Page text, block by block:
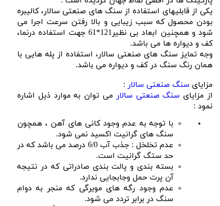
یکی از قابلیهای استفاده از سنگ های صنعتی سالار، کالیبره
بودن محصول که سبب زیبایی و بالا رفتن سرعت اجرا می
شود و همچنین ابعاد بی نظیر121*61 جهت استفاده درنما،
کف و دیواره ها می باشد.
وجه تمایز سنگ های صنعتی سالار، استفاده از پله هایی با
همان رنگ سنگ در کف و دیواره می باشد.
مزایای سنگ صنعتی سالار :
از مزایای سنگ صنعتی سالار می توان به موارد ذیل اشاره
نمود :
با توجه به عدم وجود کانی های آهن ، همچون
سنگ های گرانیت اکسید نمی شود.
عدم تخلخل : جذب آب 6/0 درصد می باشد که در
حد ستگ گرانیت است.
بسته بندی و پالت بندی صادراتی که در نتیجه
آن پرت حمل وجابجایی ندارد.
عدم وجود رگه های مویرگی که منجر به دوام
سنگ در برابر تردد می شود.